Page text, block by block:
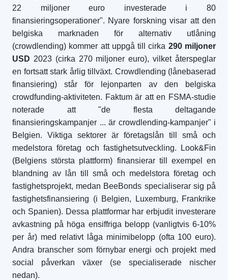
22 miljoner euro investerade i 80
finansieringsoperationer". Nyare forskning visar att den
belgiska marknaden för alternativ utlåning
(crowdlending) kommer att uppgå till cirka 290 miljoner
USD 2023 (cirka 270 miljoner euro), vilket återspeglar
en fortsatt stark årlig tillväxt. Crowdlending (lånebaserad
finansiering) står för lejonparten av den belgiska
crowdfunding-aktiviteten. Faktum är att en FSMA-studie
noterade att "de flesta deltagande
finansieringskampanjer ... är crowdlending-kampanjer" i
Belgien. Viktiga sektorer är företagslån till små och
medelstora företag och fastighetsutveckling. Look&Fin
(Belgiens största plattform) finansierar till exempel en
blandning av lån till små och medelstora företag och
fastighetsprojekt, medan BeeBonds specialiserar sig på
fastighetsfinansiering (i Belgien, Luxemburg, Frankrike
och Spanien). Dessa plattformar har erbjudit investerare
avkastning på höga ensiffriga belopp (vanligtvis 6-10%
per år) med relativt låga minimibelopp (ofta 100 euro).
Andra branscher som förnybar energi och projekt med
social påverkan växer (se specialiserade nischer
nedan).